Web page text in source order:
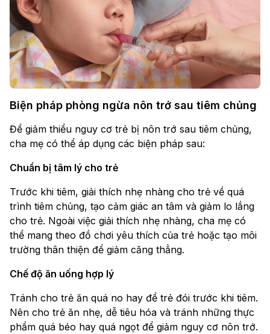
Biện pháp phòng ngừa nôn trớ sau tiêm chủng
Để giảm thiểu nguy cơ trẻ bị nôn trớ sau tiêm chủng,
cha mẹ có thể áp dụng các biện pháp sau:
Chuẩn bị tâm lý cho trẻ
Trước khi tiêm, giải thích nhẹ nhàng cho trẻ về quá
trình tiêm chủng, tạo cảm giác an tâm và giảm lo lắng
cho trẻ. Ngoài việc giải thích nhẹ nhàng, cha mẹ có
thể mang theo đồ chơi yêu thích của trẻ hoặc tạo môi
trường thân thiện để giảm căng thẳng.
Chế độ ăn uống hợp lý
Tránh cho trẻ ăn quá no hay để trẻ đói trước khi tiêm.
Nên cho trẻ ăn nhẹ, dễ tiêu hóa và tránh những thực
phẩm quá béo hay quá ngọt để giảm nguy cơ nôn trớ.